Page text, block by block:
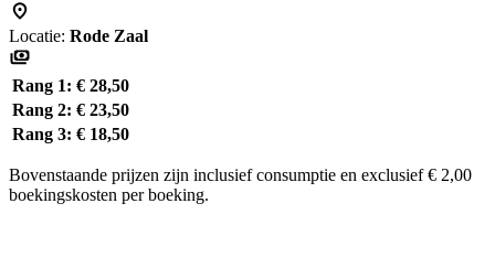
Locatie: Rode Zaal
Rang 1: € 28,50
Rang 2: € 23,50
Rang 3: € 18,50
Bovenstaande prijzen zijn inclusief consumptie en exclusief € 2,00
boekingskosten per boeking.